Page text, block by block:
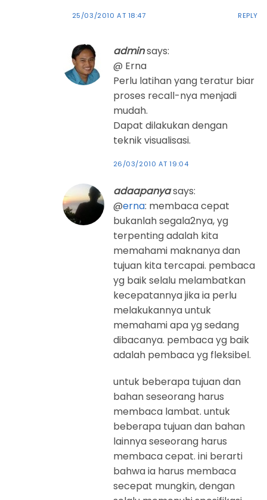
25/03/2010 AT 18:47 REPLY
adminsays:
@ Erna
Perlu latihan yang teratur biar
proses recall-nya menjadi
mudah.
Dapat dilakukan dengan
teknik visualisasi.
26/03/2010 AT 19:04
adaapanyasays:
@erna: membaca cepat
bukanlah segala2nya, yg
terpenting adalah kita
memahami maknanya dan
tujuan kita tercapai. pembaca
yg baik selalu melambatkan
kecepatannya jika ia perlu
melakukannya untuk
memahami apa yg sedang
dibacanya. pembaca yg baik
adalah pembaca yg fleksibel.
untuk beberapa tujuan dan
bahan seseorang harus
membaca lambat. untuk
beberapa tujuan dan bahan
lainnya seseorang harus
membaca cepat. ini berarti
bahwa ia harus membaca
secepat mungkin, dengan